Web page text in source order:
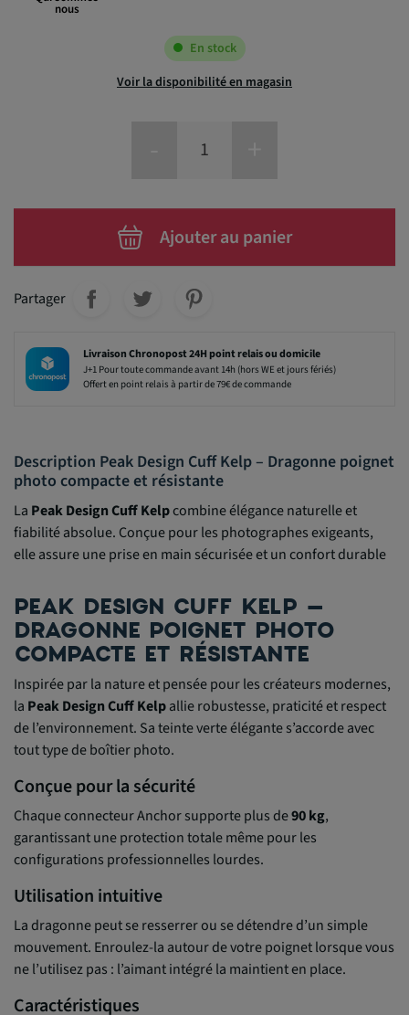
nous
En stock
Voir la disponibilité en magasin
Ajouter au panier
Partager
Livraison Chronopost 24H point relais ou domicile
J+1 Pour toute commande avant 14h (hors WE et jours fériés)
Offert en point relais à partir de 79€ de commande
Description Peak Design Cuff Kelp – Dragonne poignet
photo compacte et résistante
La Peak Design Cuff Kelpcombine élégance naturelle et
fiabilité absolue. Conçue pour les photographes exigeants,
elle assure une prise en main sécurisée et un confort durable
PEAK DESIGN CUFF KELP –
DRAGONNE POIGNET PHOTO
COMPACTE ET RÉSISTANTE
Inspirée par la nature et pensée pour les créateurs modernes,
la Peak Design Cuff Kelpallie robustesse, praticité et respect
de l’environnement. Sa teinte verte élégante s’accorde avec
tout type de boîtier photo.
Conçue pour la sécurité
Chaque connecteur Anchor supporte plus de90 kg,
garantissant une protection totale même pour les
configurations professionnelles lourdes.
Utilisation intuitive
La dragonne peut se resserrer ou se détendre d’un simple
mouvement. Enroulez-la autour de votre poignet lorsque vous
ne l’utilisez pas : l’aimant intégré la maintient en place.
Caractéristiques